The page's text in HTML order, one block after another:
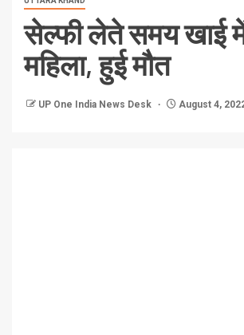
सेल्फी लेते समय खाई में
महिला, हुई मौत
UP One India News Desk August 4,